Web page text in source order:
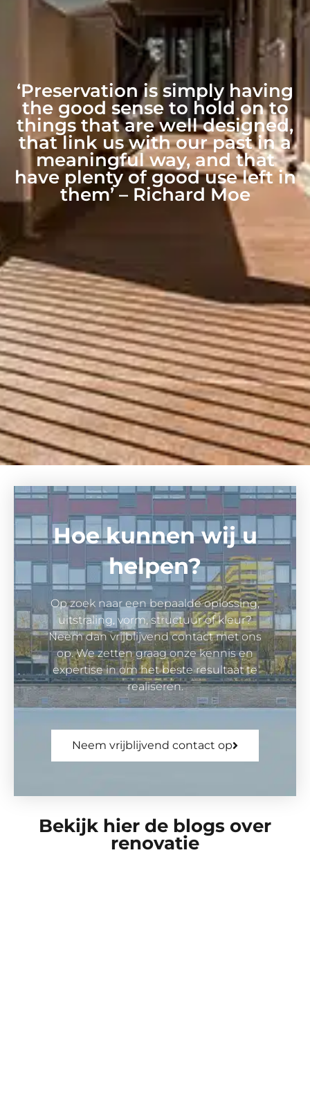
‘Preservation is simply having
the good sense to hold on to
things that are well designed,
that link us with our past in a
meaningful way, and that
have plenty of good use left in
them’ – Richard Moe
Hoe kunnen wij u
helpen?
Op zoek naar een bepaalde oplossing,
uitstraling, vorm, structuur of kleur?
Neem dan vrijblijvend contact met ons
op. We zetten graag onze kennis en
expertise in om het beste resultaat te
realiseren.
Neem vrijblijvend contact op
Bekijk hier de blogs over
renovatie